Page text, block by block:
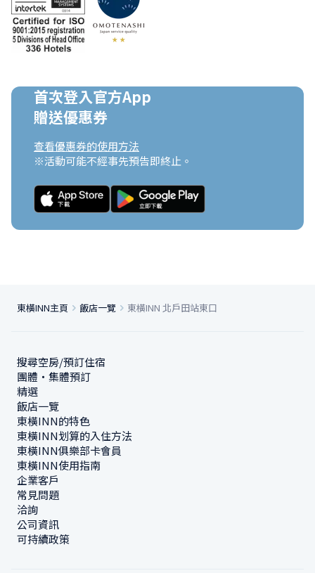
首次登入官方App
贈送優惠券
查看優惠券的使用方法
※活動可能不經事先預告即終止。
東橫INN主頁 飯店一覽 東橫INN 北戶田站東口
搜尋空房/預訂住宿
團體・集體預訂
精選
飯店一覽
東橫INN的特色
東橫INN划算的入住方法
東橫INN俱樂部卡會員
東橫INN使用指南
企業客戶
常見問題
洽詢
公司資訊
可持續政策